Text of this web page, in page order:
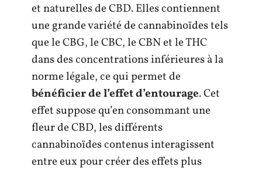
et naturelles de CBD. Elles contiennent
une grande variété de cannabinoïdes tels
que le CBG, le CBC, le CBN et le THC
dans des concentrations inférieures à la
norme légale, ce qui permet de
bénéficier de l’effet d’entourage. Cet
effet suppose qu’en consommant une
fleur de CBD, les différents
cannabinoïdes contenus interagissent
entre eux pour créer des effets plus